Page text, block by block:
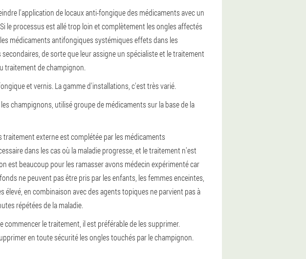
l'application de locaux anti-fongique des médicaments avec un
le processus est allé trop loin et complètement les ongles affectés
médicaments antifongiques systémiques effets dans les
de sorte que leur assigne un spécialiste et le traitement
traitement de champignon.
et vernis. La gamme d'installations, c'est très varié.
champignons, utilisé groupe de médicaments sur la base de la
externe est complétée par les médicaments
dans les cas où la maladie progresse, et le traitement n'est
est beaucoup pour les ramasser avons médecin expérimenté car
ne peuvent pas être pris par les enfants, les femmes enceintes,
en combinaison avec des agents topiques ne parvient pas à
répétées de la maladie.
le traitement, il est préférable de les supprimer.
en toute sécurité les ongles touchés par le champignon.